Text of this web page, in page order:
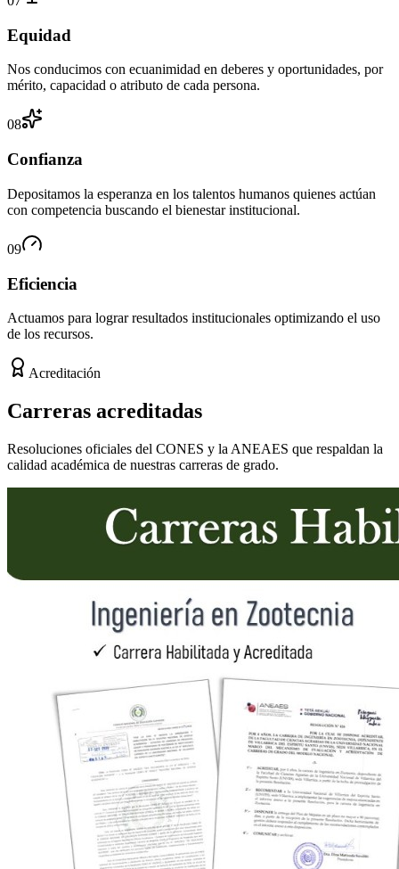
Equidad
Nos conducimos con ecuanimidad en deberes y oportunidades, por
mérito, capacidad o atributo de cada persona.
08
Confianza
Depositamos la esperanza en los talentos humanos quienes actúan
con competencia buscando el bienestar institucional.
09
Eficiencia
Actuamos para lograr resultados institucionales optimizando el uso
de los recursos.
Acreditación
Carreras acreditadas
Resoluciones oficiales del CONES y la ANEAES que respaldan la
calidad académica de nuestras carreras de grado.